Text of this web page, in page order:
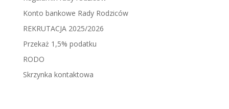
Konto bankowe Rady Rodziców
REKRUTACJA 2025/2026
Przekaż 1,5% podatku
RODO
Skrzynka kontaktowa